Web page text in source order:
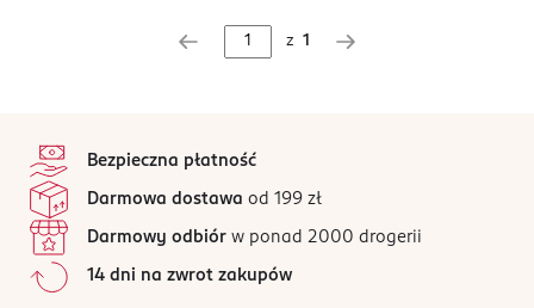
z 1
Bezpieczna płatność
Darmowa dostawa od 199 zł
Darmowy odbiór w ponad 2000 drogerii
14 dni na zwrot zakupów